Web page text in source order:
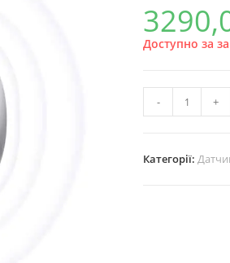
Доступно за
- +
Категорії: